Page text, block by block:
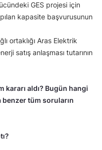
GES projesi için
kapasite başvurusunun
ortaklığı Aras Elektrik
satış anlaşması tutarının
kararı aldı? Bugün hangi
tüm soruların